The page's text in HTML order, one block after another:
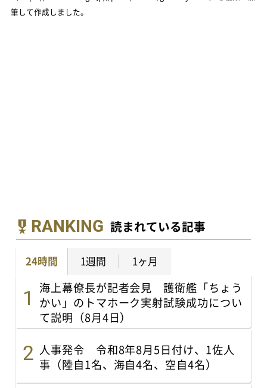
筆して作成しました。
RANKING 読まれている記事
24時間 1週間 1ヶ月
海上幕僚長が記者会見 護衛艦「ちょう
かい」のトマホーク実射試験成功につい
て説明（8月4日）
人事発令 令和8年8月5日付け、1佐人
事（陸自1名、海自4名、空自4名）